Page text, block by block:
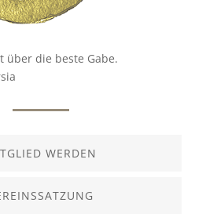
über die beste Gabe.
WERDEN